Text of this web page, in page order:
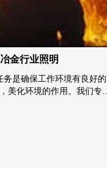
铁路行业照明